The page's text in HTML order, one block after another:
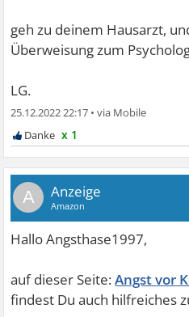
geh zu deinem Hausarzt,
Überweisung zum
LG.
25.12.2022 22:17 •
x 1
A
Angst vor